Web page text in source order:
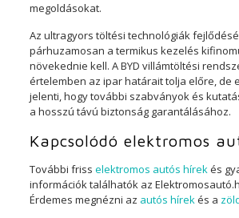
megoldásokat.
Az ultragyors töltési technológiák
párhuzamosan a termikus kezelés
növekednie kell. A BYD villámtöltési
értelemben az ipar határait tolja előre, de
jelenti, hogy további szabványok és
a hosszú távú biztonság garantálásához.
Kapcsolódó elektromos
További friss elektromos autós hírekés
információk találhatók az
Érdemes megnézni az autós hírekés a